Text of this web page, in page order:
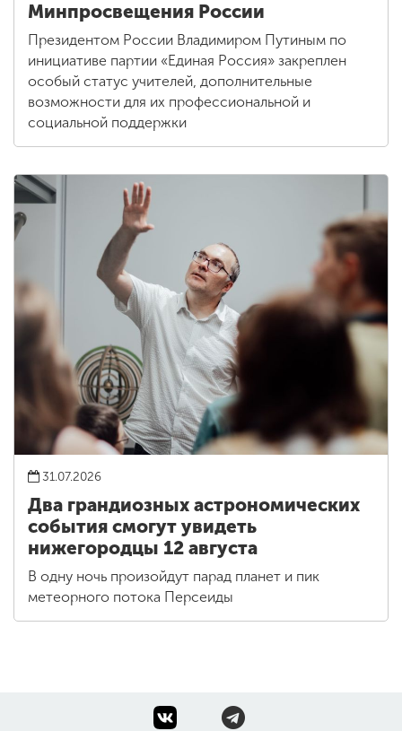
Минпросвещения России
Президентом России Владимиром Путиным по
инициативе партии «Единая Россия» закреплен
особый статус учителей, дополнительные
возможности для их профессиональной и
социальной поддержки
31.07.2026
Два грандиозных астрономических
события смогут увидеть
нижегородцы 12 августа
В одну ночь произойдут парад планет и пик
метеорного потока Персеиды